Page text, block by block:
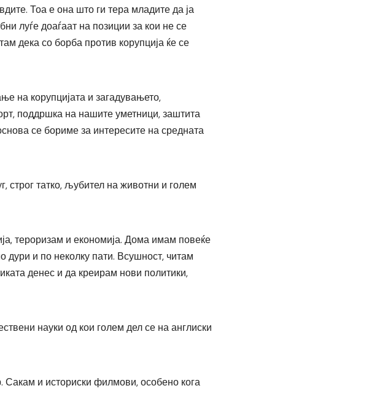
Тоа е она што ги тера младите да ја
луѓе доаѓаат на позиции за кои не се
дека со борба против корупција ќе се
на корупцијата и загадувањето,
поддршка на нашите уметници, заштита
се бориме за интересите на средната
строг татко, љубител на животни и голем
тероризам и економија. Дома имам повеќе
дури и по неколку пати. Всушност, читам
денес и да креирам нови политики,
науки од кои голем дел се на англиски
Сакам и историски филмови, особено кога